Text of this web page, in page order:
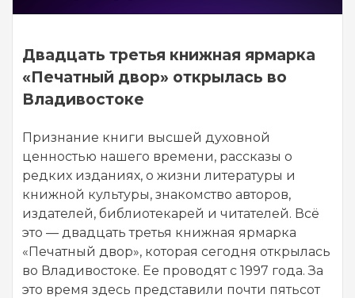
Двадцать третья книжная ярмарка
«Печатный двор» открылась во
Владивостоке
Признание книги высшей духовной
ценностью нашего времени, рассказы о
редких изданиях, о жизни литературы и
книжной культуры, знакомство авторов,
издателей, библиотекарей и читателей. Всё
это — двадцать третья книжная ярмарка
«Печатный двор», которая сегодня открылась
во Владивостоке. Ее проводят с 1997 года. За
это время здесь представили почти пятьсот